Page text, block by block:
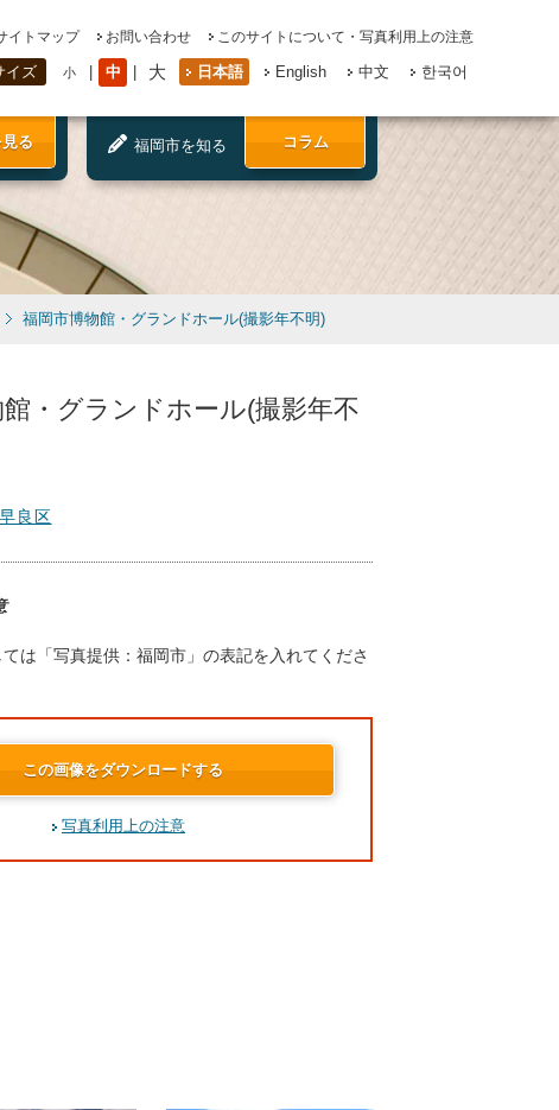
イトマップ お問い合わせ このサイトについて・写真利用上の注意
イズ 小 中 大 日本語 English 中文 한국어
る 福岡市を知る コラム
福岡市博物館・グランドホール(撮影年不明)
・グランドホール(撮影年不
早良区
は「写真提供：福岡市」の表記を入れてくださ
この画像をダウンロードする
写真利用上の注意